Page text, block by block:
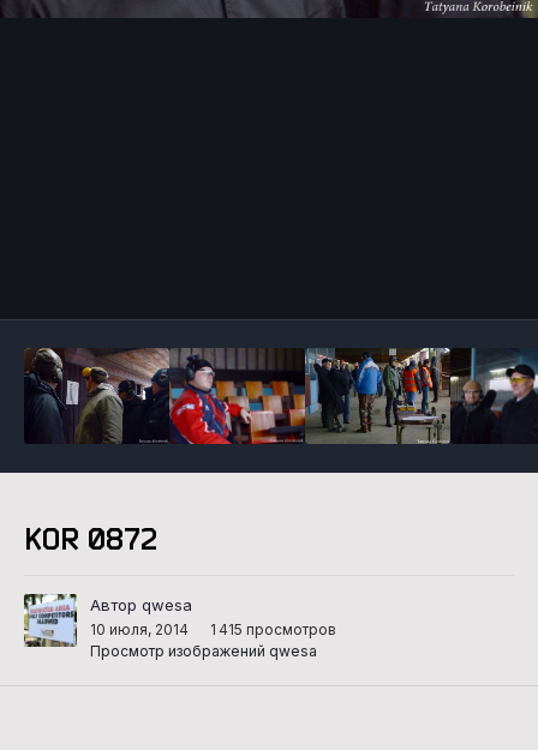
KOR 0872
Автор qwesa
10 июля, 2014
1 415 просмотров
Просмотр изображений qwesa